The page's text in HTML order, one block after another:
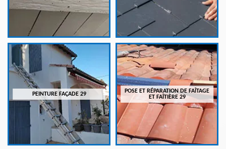
PEINTURE FAÇADE 29
POSE ET RÉPARATION DE FAÎTAGE
ET FAÎTIÈRE 29